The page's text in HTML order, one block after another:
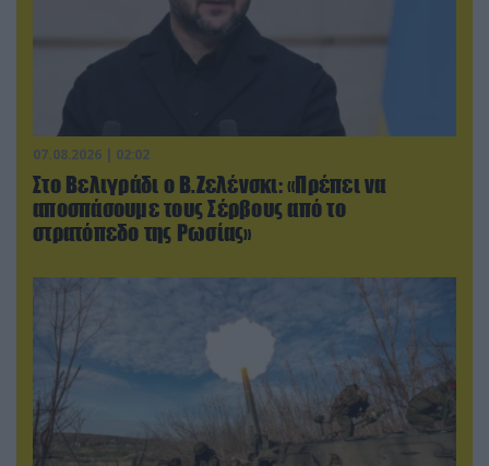
07.08.2026 | 02:02
Στο Βελιγράδι ο Β.Ζελένσκι: «Πρέπει να
αποσπάσουμε τους Σέρβους από το
στρατόπεδο της Ρωσίας»